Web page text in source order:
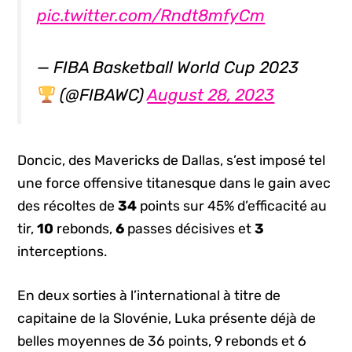
pic.twitter.com/Rndt8mfyCm
— FIBA Basketball World Cup 2023
(@FIBAWC)August 28, 2023
Doncic, des Mavericks de Dallas, s’est imposé tel
une force offensive titanesque dans le gain avec
des récoltes de34 points sur 45% d’efficacité au
tir,10 rebonds,6 passes décisives et3
interceptions.
En deux sorties à l’international à titre de
capitaine de la Slovénie, Luka présente déjà de
belles moyennes de 36 points, 9 rebonds et 6